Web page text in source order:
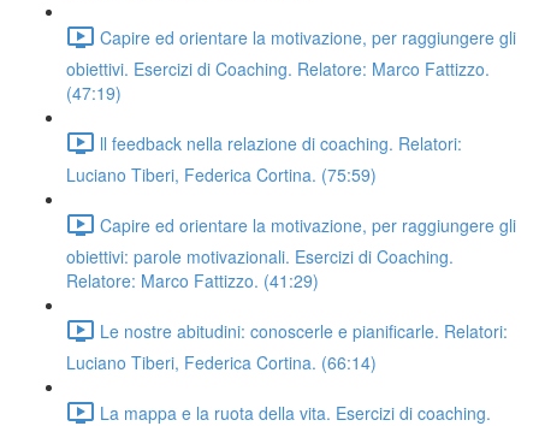
Capire ed orientare la motivazione, per raggiungere gli
obiettivi. Esercizi di Coaching. Relatore: Marco Fattizzo.
(47:19)
ll feedback nella relazione di coaching. Relatori:
Luciano Tiberi, Federica Cortina. (75:59)
Capire ed orientare la motivazione, per raggiungere gli
obiettivi: parole motivazionali. Esercizi di Coaching.
Relatore: Marco Fattizzo. (41:29)
Le nostre abitudini: conoscerle e pianificarle. Relatori:
Luciano Tiberi, Federica Cortina. (66:14)
La mappa e la ruota della vita. Esercizi di coaching.